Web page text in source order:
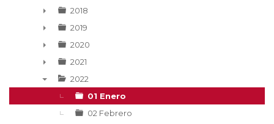
►
2018
►
2019
►
2020
►
2021
2022
01 Enero
02 Febrero